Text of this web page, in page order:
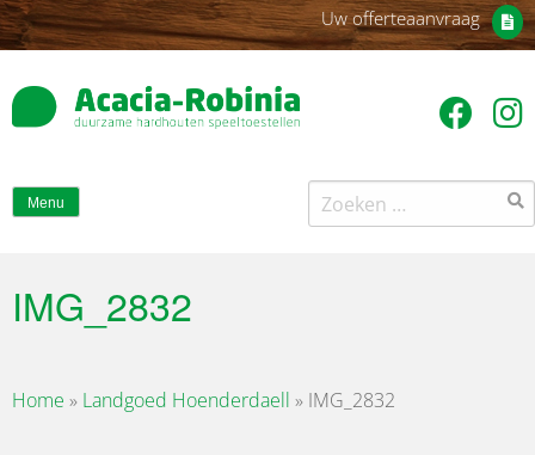
Uw offerteaanvraag
Menu
Zoeken
naar:
IMG_2832
Home » Landgoed Hoenderdaell » IMG_2832